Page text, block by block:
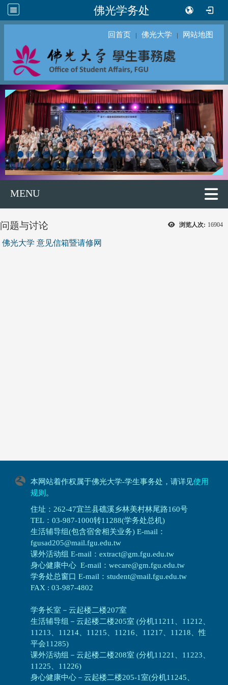
佛光学务处
回首页 ｜ 佛光大学 ｜ 网站地图
MENU
浏览人次: 16904
问题与讨论
佛光大学 意见信箱暨请修网
本网站着作权属于佛光大学-学生事务处，请详见使用
规则 。
住址：262-47宜兰县礁溪乡林美村林尾路160号
TEL：03-987-1000转11288(学务处总机)
生活辅导组(包含宿舍相关业务) E-mail：
fgusad205@mail.fgu.edu.tw
课外活动组 E-mail：extract@gm.fgu.edu.tw
身心健康中心 E-mail：wecare@gm.fgu.edu.tw
学务处总窗口 E-mail：student@mail.fgu.edu.tw
FAX : 03-987-4802
学务长室－云起楼二楼207室
生活辅导组 － 云起楼二楼205室 (分机11211、11212、
11213、11214、11215、11216、11217、11218、性
平会11285)
课外活动组 － 云起楼二楼208室 (分机11221、11223、
11225、11226)
身心健康中心 － 云起楼二楼205-1室(分机11245、